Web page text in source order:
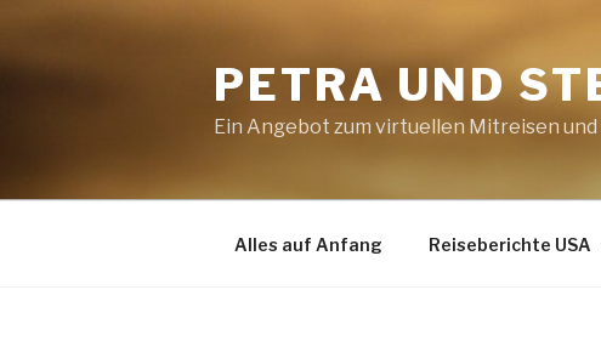
PETRA UND
Ein Angebot zum virtuellen Mitreisen
Alles auf Anfang Reiseberichte USA